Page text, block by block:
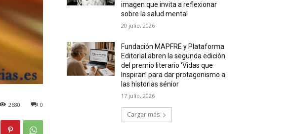
0
2680
imagen que invita a reflexionar
sobre la salud mental
20 julio, 2026
Fundación MAPFRE y Plataforma
Editorial abren la segunda edición
del premio literario ‘Vidas que
Inspiran’ para dar protagonismo a
las historias sénior
17 julio, 2026
Cargar más